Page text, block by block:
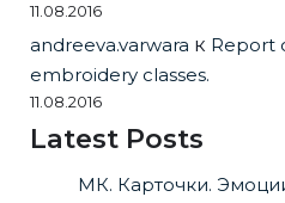
11.08.2016
andreeva.varwara к Report
embroidery classes.
11.08.2016
Latest Posts
МК. Карточки.